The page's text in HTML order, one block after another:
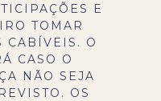
E
TOMAR
CABÍVEIS. O
CASO O
NÃO SEJA
OS